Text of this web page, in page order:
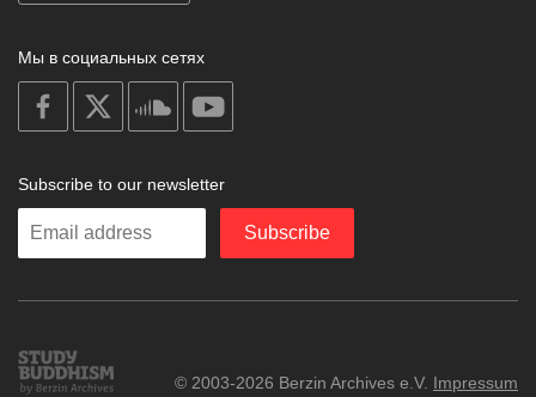
Мы в социальных сетях
on
facebook
soundcloud
Subscribe to our newsletter
Enter
Subscribe
Study
Buddhism
© 2003-2026 Berzin Archives e.V. Impressum